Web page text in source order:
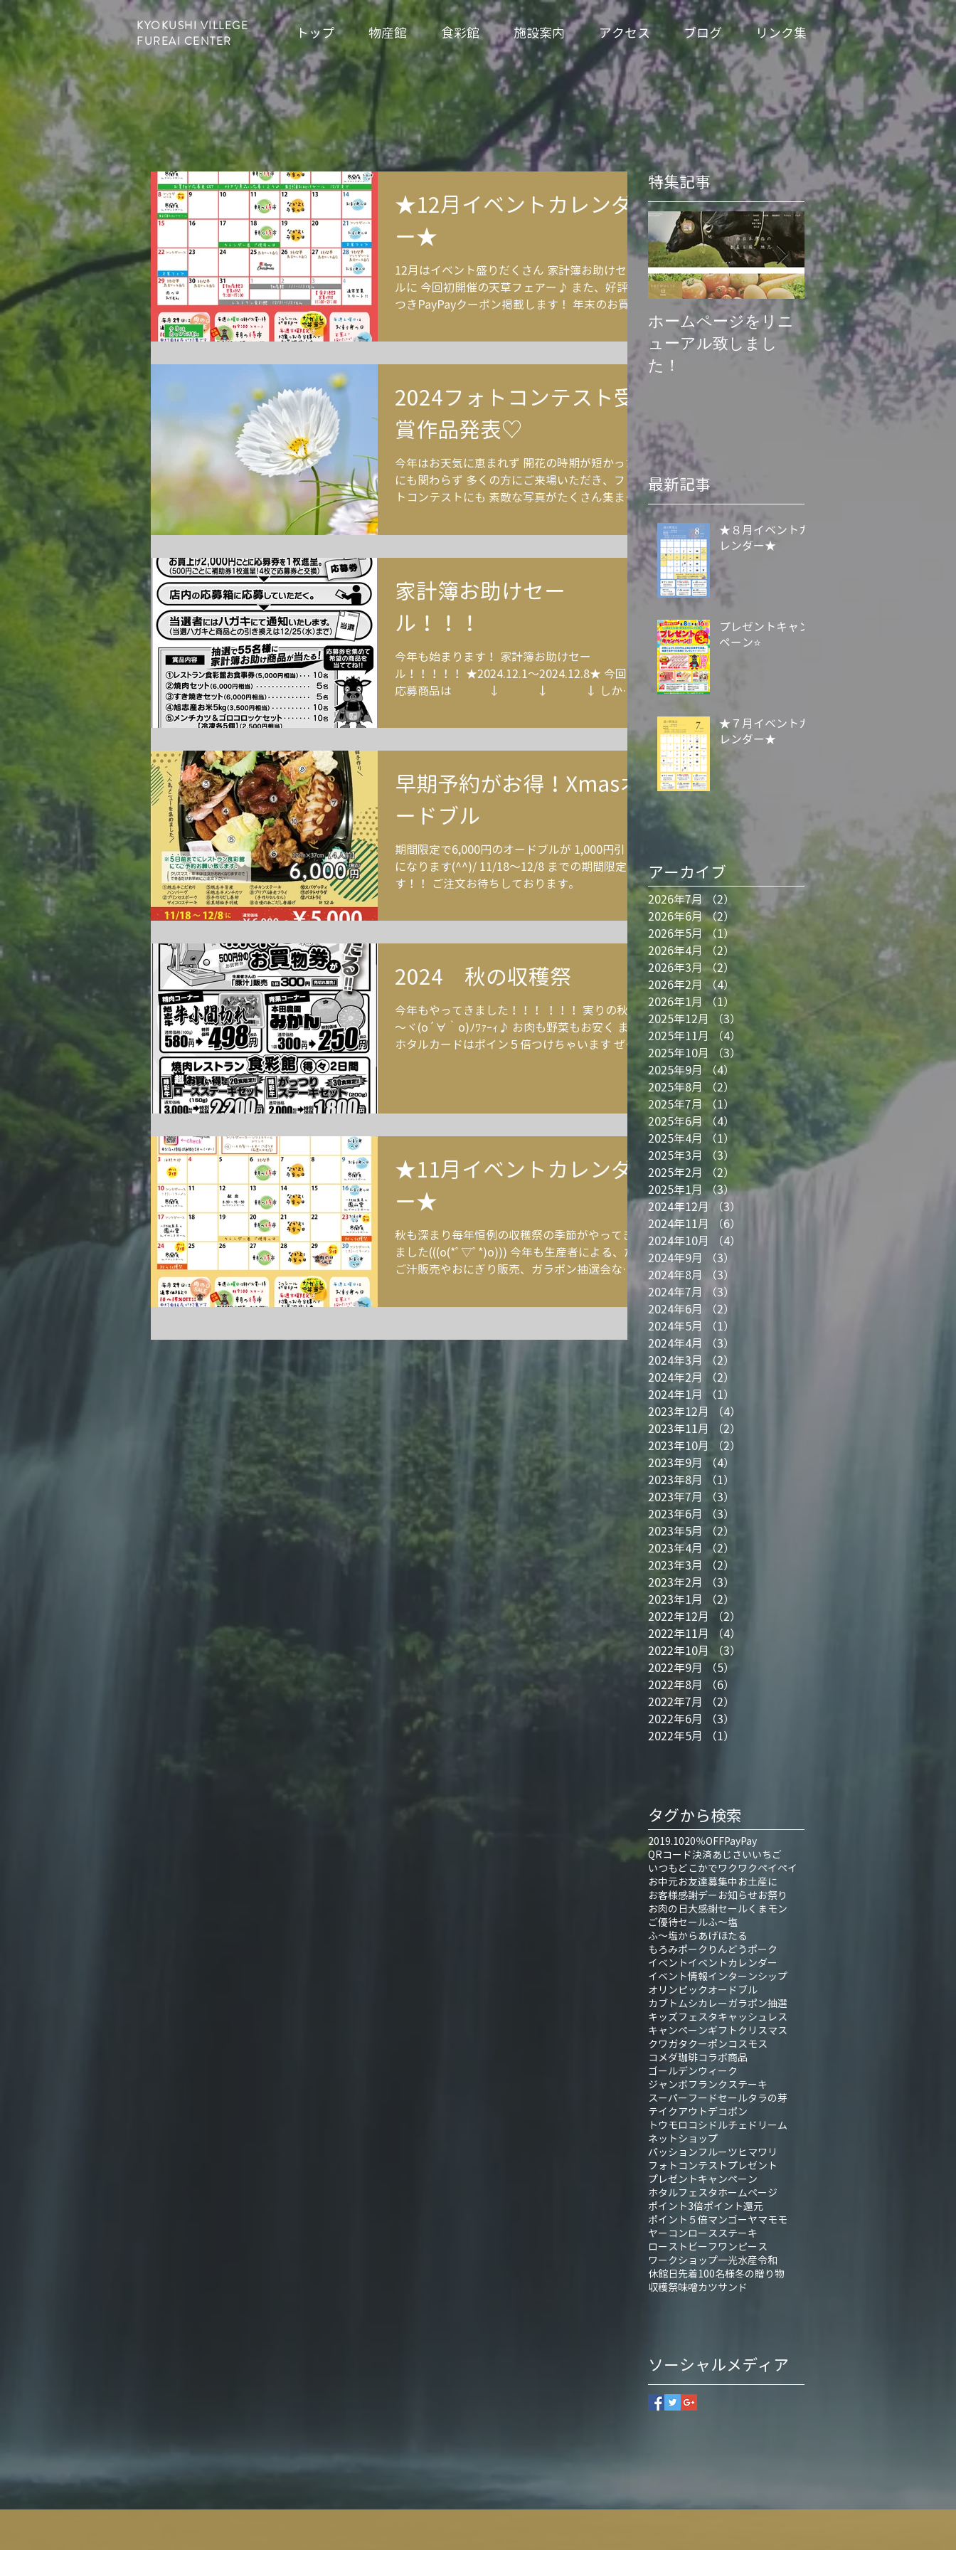
KYOKUSHI VILLEGE
FUREAI CENTER
トップ 物産館 食彩館 施設案内 アクセス ブログ リンク集
★12月イベントカレンダ
ー★
12月はイベント盛りだくさん 家計簿お助けセー
ルに 今回初開催の天草フェアー♪ また、好評に
つきPayPayクーポン掲載します！ 年末のお買物
(*^^*)
2024フォトコンテスト受
賞作品発表♡
今年はお天気に恵まれず 開花の時期が短かった
にも関わらず 多くの方にご来場いただき、フォ
トコンテストにも 素敵な写真がたくさん集まり
ました！！ 本当に本当にありがとうございます
♡ では受賞作品をご覧ください(*^-^*)
家計簿お助けセー
ル！！！
今年も始まります！ 家計簿お助けセー
ル！！！！！ ★2024.12.1～2024.12.8★ 今回の
応募商品は ↓ ↓ ↓ しか
PayPayで2,000円以上のお支払いをしていただく
早期予約がお得！Xmasオ
ードブル
期間限定で6,000円のオードブルが 1,000円引き
になります(^^)/ 11/18～12/8 までの期間限定で
す！！ ご注文お待ちしております。
2024 秋の収穫祭
今年もやってきました！！！ ！！！ 実りの秋
～ヾ(o´∀｀o)ﾉﾜｧｰｨ♪ お肉も野菜もお安く また
ホタルカードはポイン５倍つけちゃいます ぜひ
★11月イベントカレンダ
ー★
秋も深まり毎年恒例の収穫祭の季節がやってき
ました(((o(*ﾟ▽ﾟ*)o))) 今年も生産者による、だ
ご汁販売やおにぎり販売、ガラポン抽選会など
見逃せない2日間となっております！ チェックし
てね ※イベントカレンダーは物産館・食彩館で
特集記事
ホームページをリニ
ューアル致しまし
た！
菊池渓谷再開お知ら
せ
最新記事
★８月イベントカ
レンダー★
プレゼントキャン
ペーン⭐
★７月イベントカ
レンダー★
アーカイブ
2026年7月 （2）
2件の記事
2026年6月（2）
2件の記事
2026年5月 （1）1件の記事
2026年4月
（2）
2026年3月（2）
2026年2月 （4）
2026年1月 （1）
2025年12月
（3）
2025年11月
（4）
4件の記事
2025年10月
（3） 3件の記事
2025年9月
（4）
4件の記事
2025年8月
（2）
2件の記事
2025年7月
（1）1件の記事
2025年6月
（4）
4件の記事
2025年4月
（1）
1件の記事
2025年3月
（3）
3件の記事
2025年2月
（2）
2件の記事
2025年1月 （3）3件の記事
2024年12月
（3）
2024年11月
（6）
2024年10月
（4）
2024年9月
（3）
2024年8月
（3）
2024年7月
（3）
2024年6月
（2）
2024年5月
（1）
2024年4月
（3）
2024年3月
（2）
2024年2月
（2）
2024年1月
（1）
2023年12月
（4）
2023年11月
（2）
2023年10月
（2）
2023年9月
（4）
2023年8月
（1）
2023年7月
（3）
2023年6月
（3）
2023年5月
（2）
2023年4月 （2）
2023年3月
（2）
2023年2月
（3）
2023年1月
（2）
2022年12月
（2）
2022年11月
（4）
2022年10月
（3）
2022年9月
（5）
2022年8月
（6）
2022年7月
（2）
2022年6月
（3）
2022年5月
（1）
タグから検索
2019.1020％OFFPayPay
QRコード決済あじさいいちご
いつもどこかでワクワクペイペイ
お中元お友達募集中 お土産に
お客様感謝デー お知らせお祭り
お肉の日大感謝セールくまモン
ご優待セールふ～塩
ふ～塩からあげほたる
もろみポーク りんどうポーク
イベントイベントカレンダー
イベント情報インターンシップ
オリンピックオードブル
カブトムシカレー ガラポン抽選
キッズフェスタキャッシュレス
キャンペーンギフトクリスマス
クワガタクーポンコスモス
コメダ珈琲コラボ商品
ゴールデンウィーク
ジャンボフランク ステーキ
スーパーフードセールタラの芽
テイクアウトデコポン
トウモロコシ ドルチェドリーム
ネットショップ
パッションフルーツ ヒマワリ
フォトコンテストプレゼント
プレゼントキャンペーン
ホタルフェスタ ホームページ
ポイント3倍ポイント還元
ポイント５倍マンゴーヤマモモ
ヤーコンロースステーキ
ローストビーフ ワンピース
ワークショップ一光水産令和
休館日先着100名様冬の贈り物
収穫祭味噌カツサンド
ソーシャルメディア